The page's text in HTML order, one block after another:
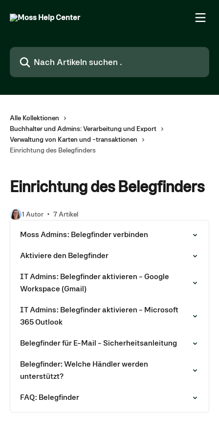
Nach Artikeln suchen …
Alle Kollektionen
Buchhalter und Admins: Verarbeitung und Export
Verwaltung von Karten und -transaktionen
Einrichtung des Belegfinders
Einrichtung des Belegfinders
1 Autor 7 Artikel
Moss Admins: Belegfinder verbinden
Aktiviere den Belegfinder
IT Admins: Belegfinder aktivieren - Google
Workspace (Gmail)
IT Admins: Belegfinder aktivieren - Microsoft
365 Outlook
Belegfinder für E-Mail - Sicherheitsanleitung
Belegfinder: Welche Händler werden
unterstützt?
FAQ: Belegfinder